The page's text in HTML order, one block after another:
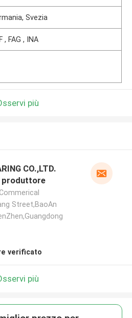
Svezia
, FAG , INA
più
CO.,LTD.
produttore
Street,BaoAn
verificato
più